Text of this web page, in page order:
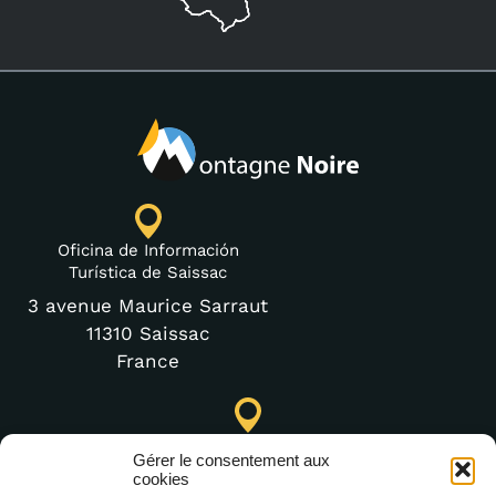
Gérer le consentement aux
cookies
Oficina de Información
Turística de Saissac
3 avenue Maurice Sarraut
11310 Saissac
France
4 moulin bas,